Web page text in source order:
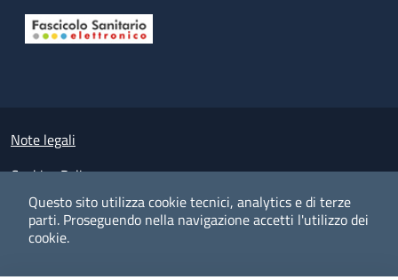
Questo sito utilizza cookie tecnici, analytics e di terze
parti. Proseguendo nella navigazione accetti l'utilizzo dei
cookie.
Small prints
Note legali
Cookies Policy
Policy privacy e protezione del dato personale
Albo pretorio on-line